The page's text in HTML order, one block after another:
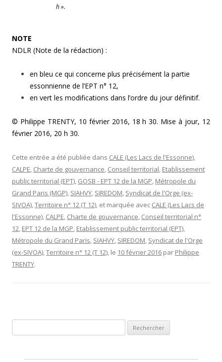
h ».
NOTE
NDLR (Note de la rédaction) :
en bleu ce qui concerne plus précisément la partie
essonnienne de l’EPT n° 12,
en vert les modifications dans l’ordre du jour définitif.
© Philippe TRENTY, 10 février 2016, 18 h 30. Mise à jour, 12
février 2016, 20 h 30.
Cette entrée a été publiée dans CALE (Les Lacs de l'Essonne),
CALPE, Charte de gouvernance, Conseil territorial, Etablissement
public territorial (EPT), GOSB - EPT 12 de la MGP, Métropole du
Grand Paris (MGP), SIAHVY, SIREDOM, Syndicat de l'Orge (ex-
SIVOA),Territoire n° 12 (T 12), et marquée avec CALE (Les Lacs de
l'Essonne), CALPE, Charte de gouvernance, Conseil territorial n°
12, EPT 12 de la MGP, Etablissement public territorial (EPT),
Métropole du Grand Paris, SIAHVY, SIREDOM, Syndicat de l'Orge
(ex-SIVOA),Territoire n° 12 (T 12), le 10 février 2016 par Philippe
TRENTY.